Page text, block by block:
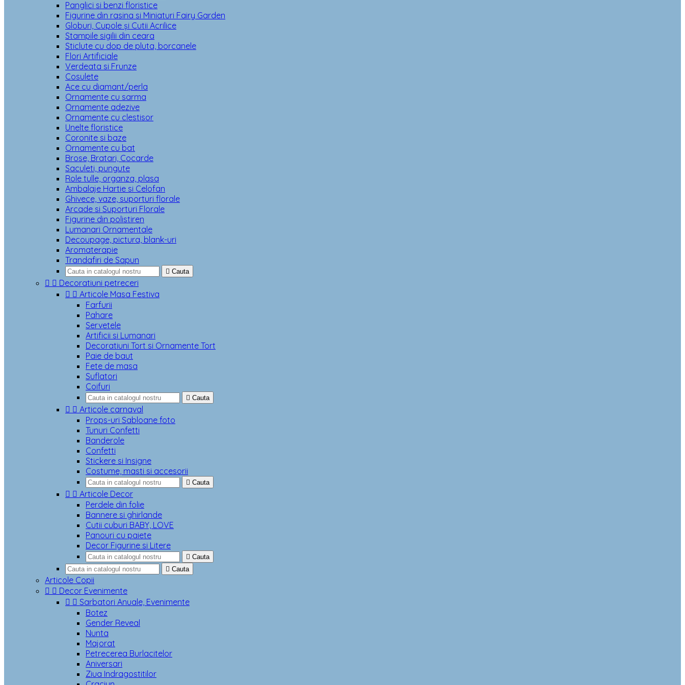
Panglici si benzi floristice
Figurine din rasina si Miniaturi Fairy Garden
Globuri, Cupole și Cutii Acrilice
Stampile sigilii din ceara
Sticlute cu dop de pluta, borcanele
Flori Artificiale
Verdeata si Frunze
Cosulete
Ace cu diamant/perla
Ornamente cu sarma
Ornamente adezive
Ornamente cu clestisor
Unelte floristice
Coronite si baze
Ornamente cu bat
Brose, Bratari, Cocarde
Saculeti, pungute
Role tulle, organza, plasa
Ambalaje Hartie si Celofan
Ghivece, vaze, suporturi florale
Arcade si Suporturi Florale
Figurine din polistiren
Lumanari Ornamentale
Decoupage, pictura, blank-uri
Aromaterapie
Trandafiri de Sapun
 Cauta
  Decoratiuni petreceri
  Articole Masa Festiva
Farfurii
Pahare
Servetele
Artificii si Lumanari
Decoratiuni Tort si Ornamente Tort
Paie de baut
Fete de masa
Suflatori
Coifuri
 Cauta
  Articole carnaval
Props-uri Sabloane foto
Tunuri Confetti
Banderole
Confetti
Stickere si Insigne
Costume, masti si accesorii
 Cauta
  Articole Decor
Perdele din folie
Bannere si ghirlande
Cutii cuburi BABY, LOVE
Panouri cu paiete
Decor Figurine si Litere
 Cauta
 Cauta
Articole Copii
  Decor Evenimente
  Sarbatori Anuale, Evenimente
Botez
Gender Reveal
Nunta
Majorat
Petrecerea Burlacitelor
Aniversari
Ziua Indragostitilor